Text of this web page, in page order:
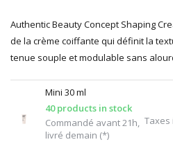
Authentic Beauty Concept Shaping
de la crème coiffante qui définit la
tenue souple et modulable sans
Mini 30 ml
40 products in stock
Commandé avant 21h,
livré demain (*)
Taxes